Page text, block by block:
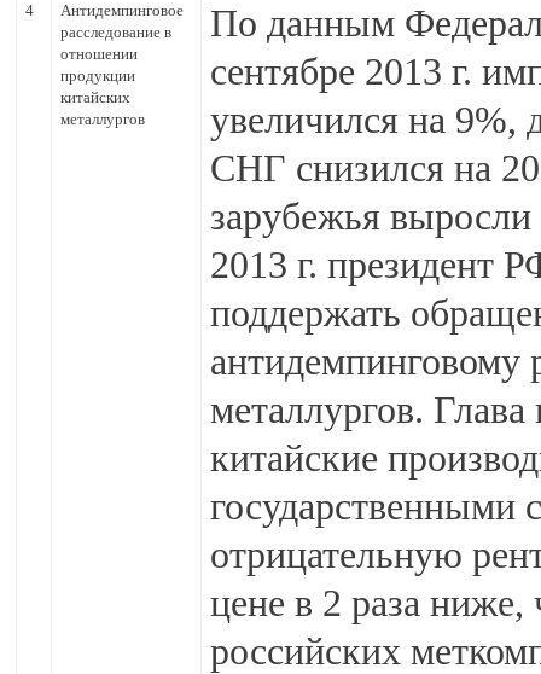
4
Антидемпинговое
расследование в
отношении
продукции
китайских
металлургов
По данным
сентябре 2013 г.
увеличился на 9%,
СНГ снизился на
зарубежья выросли
2013 г. президент
поддержать
антидемпинговому
металлургов.
китайские
государственными
отрицательную
цене в 2 раза
российских